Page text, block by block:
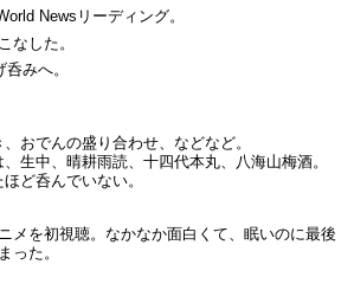
Newsリーディング。
なした。
みへ。
、おでんの盛り合わせ、などなど。
、生中、晴耕雨読、十四代本丸、八海山梅酒。
ほど呑んでいない。
メを初視聴。なかなか面白くて、眠いのに最後
った。